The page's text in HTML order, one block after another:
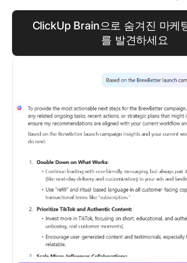
ClickUp Brain으로 숨겨진 마케
를 발견하세요